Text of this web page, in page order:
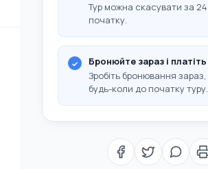
Тур можна скасувати за
початку.
Бронюйте зараз і платіть
Зробіть бронювання зараз,
будь-коли до початку туру.